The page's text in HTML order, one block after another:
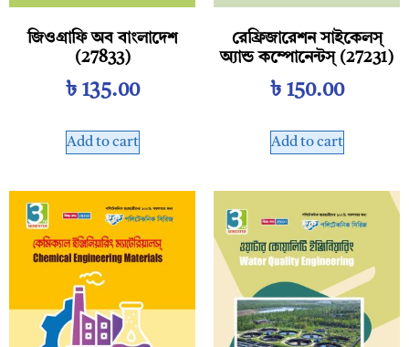
জিওগ্রাফি অব বাংলাদেশ
(27833)
৳ 135.00
Add to cart
রেফ্রিজারেশন সাইকেলস্‌
অ্যান্ড কম্পোনেন্টস্‌ (27231)
৳ 150.00
Add to cart